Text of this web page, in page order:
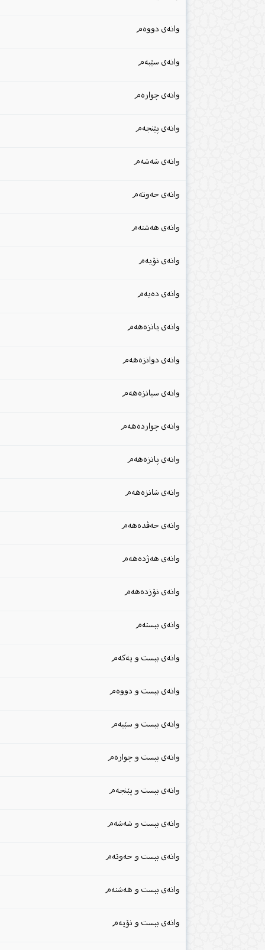
وانەی دووەم
وانەی سێیەم
وانەی چوارەم
وانەی پێنجەم
وانەی شەشەم
وانەی حەوتەم
وانەی هەشتەم
وانەی نۆیەم
وانەی دەیەم
وانەی یانزەهەم
وانەی دوانزەهەم
وانەی سیانزەهەم
وانەی چواردەهەم
وانەی پانزەهەم
وانەی شانزەهەم
وانەی حەڤدەهەم
وانەی هەژدەهەم
وانەی نۆزدەهەم
وانەی بیستەم
وانەی بیست و یەکەم
وانەی بیست و دووەم
وانەی بیست و سێیەم
وانەی بیست و چوارەم
وانەی بیست و پێنجەم
وانەی بیست و شەشەم
وانەی بیست و حەوتەم
وانەی بیست و هەشتەم
وانەی بیست و نۆیەم